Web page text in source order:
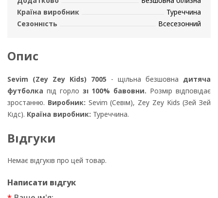
Країна виробник
Туреччина
Сезонність
Всесезонний
Опис
Sevim (Zey Zey Kids) 7005 - щільна безшовна дитяча
футболка під горло зі 100% бавовни. Розмір відповідає
зростанню. Виробник: Sevim (Севім), Zey Zey Kids (Зей Зей
Кідс). Країна виробник: Туреччина.
Відгуки
Немає відгуків про цей товар.
Написати відгук